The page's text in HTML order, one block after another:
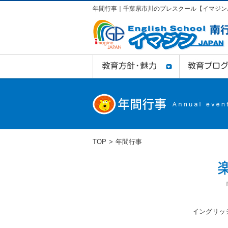
年間行事｜千葉県市川のプレスクール【イマジン
TOP 年間行事
イングリッ